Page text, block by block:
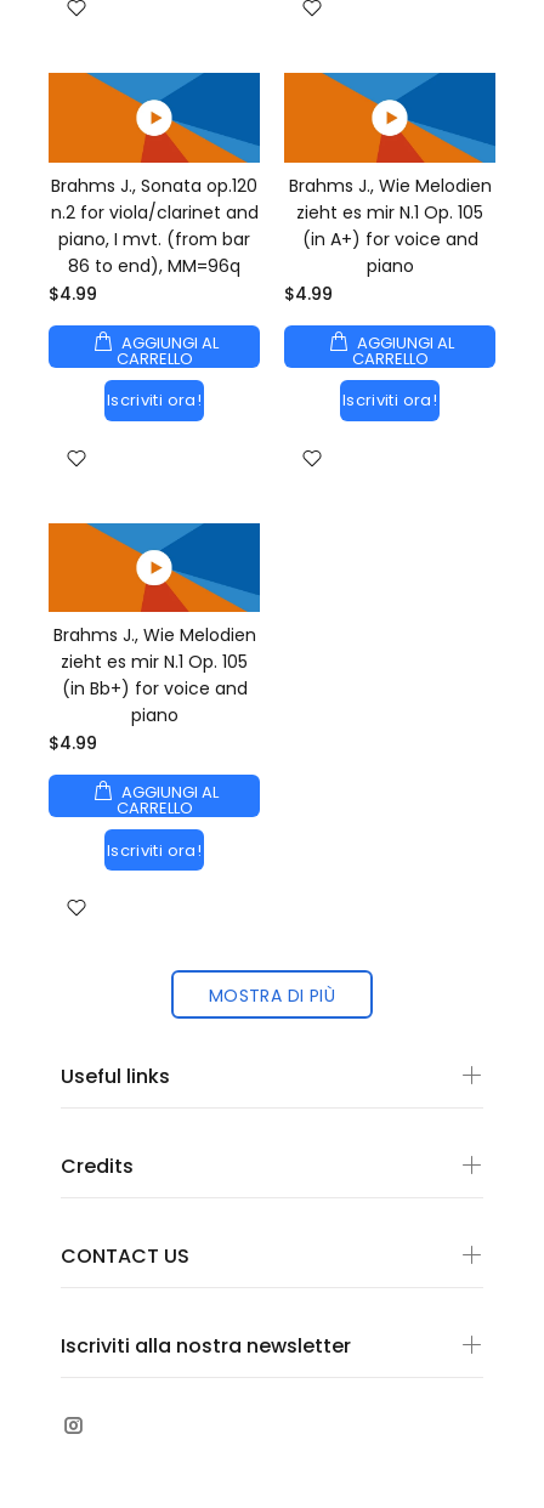
Brahms J., Sonata op.120
n.2 for viola/clarinet and
piano, I mvt. (from bar
86 to end), MM=96q
$4.99
AGGIUNGI AL
CARRELLO
Iscriviti ora!
Brahms J., Wie Melodien
zieht es mir N.1 Op. 105
(in A+) for voice and
piano
$4.99
AGGIUNGI AL
CARRELLO
Iscriviti ora!
Brahms J., Wie Melodien
zieht es mir N.1 Op. 105
(in Bb+) for voice and
piano
$4.99
AGGIUNGI AL
CARRELLO
Iscriviti ora!
MOSTRA DI PIÙ
Iscriviti alla nostra newsletter
Useful links
Credits
CONTACT US